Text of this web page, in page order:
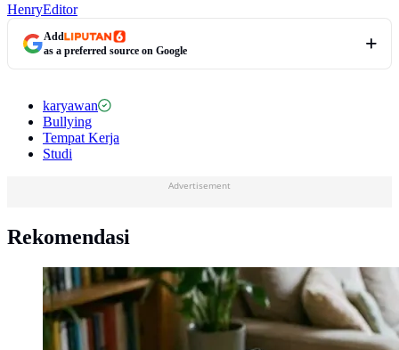
HenryEditor
Add
as a preferred source on Google
karyawan
Bullying
Tempat Kerja
Studi
Advertisement
Rekomendasi